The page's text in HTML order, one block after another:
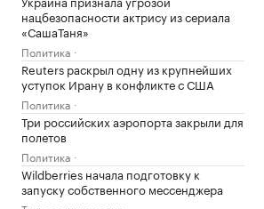
нацбезопасности актрису из сериала
«СашаТаня»
Политика
Reuters раскрыл одну из крупнейших
уступок Ирану в конфликте с США
Политика
Три российских аэропорта закрыли для
полетов
Политика
Wildberries начала подготовку к
запуску собственного мессенджера